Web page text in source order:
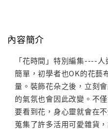
內容簡介
「花時間」特別編集----
簡單，初學者也OK的花藝
量。裝飾花朵之後，立刻
的氣氛也會因此改變。不
要看到花，身心靈就會在
蒐集了許多活用可愛雜貨